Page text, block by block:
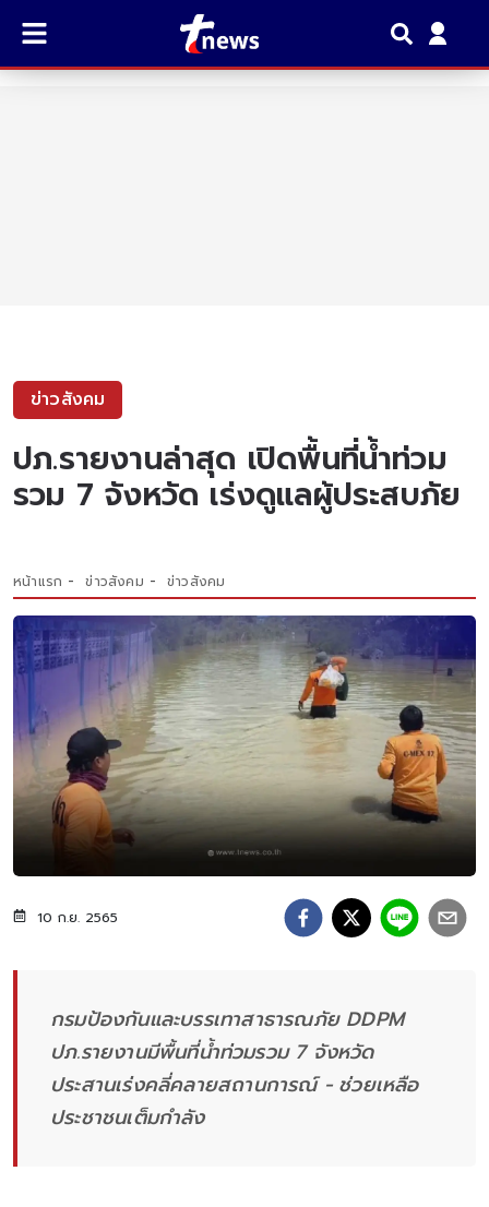
ข่าวสังคม
ปภ.รายงานล่าสุด เปิดพื้นที่น้ำท่วม
รวม 7 จังหวัด เร่งดูแลผู้ประสบภัย
หน้าแรก ข่าวสังคม ข่าวสังคม
10 ก.ย. 2565
กรมป้องกันและบรรเทาสาธารณภัย DDPM
ปภ.รายงานมีพื้นที่น้ำท่วมรวม 7 จังหวัด
ประสานเร่งคลี่คลายสถานการณ์ - ช่วยเหลือ
ประชาชนเต็มกำลัง